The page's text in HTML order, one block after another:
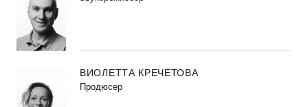
ВИОЛЕТТА КРЕЧЕТОВА
Продюсер